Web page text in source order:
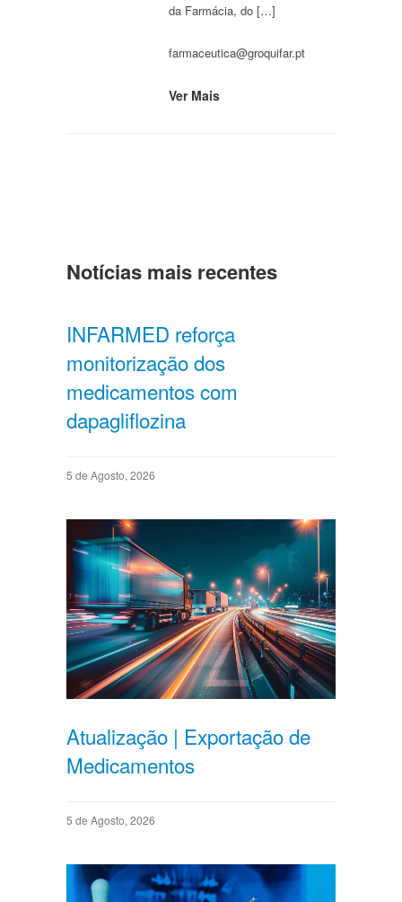
da Farmácia, do […]
farmaceutica@groquifar.pt
Ver Mais
Notícias mais recentes
INFARMED reforça
monitorização dos
medicamentos com
dapagliflozina
5 de Agosto, 2026
Atualização | Exportação de
Medicamentos
5 de Agosto, 2026